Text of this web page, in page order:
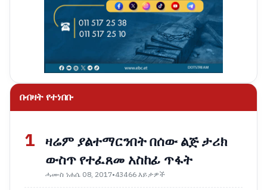
በብዛት የተነበቡ
1 ዛሬም ያልተማርንበት በሰው ልጅ ታሪክ
ውስጥ የተፈጸመ አስከፊ ጥፋት
ሓሙስ ነሐሴ 08, 2017•43466 እይታዎች